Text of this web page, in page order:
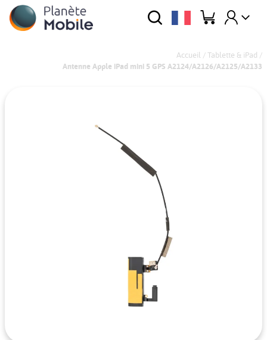
Accueil / Tablette & iPad /
Antenne Apple iPad mini 5 GPS A2124/A2126/A2125/A2133